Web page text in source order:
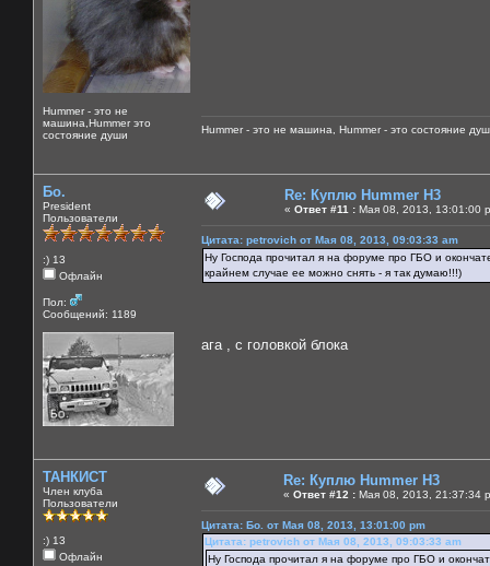
Hummer - это не
машина,Hummer это
состояние души
Hummer - это не машина, Hummer - это состояние
Бо.
President
Пользователи
:) 13
Офлайн
Пол:
Сообщений: 1189
Re: Куплю Hummer H3
« Ответ #11 : Мая 08, 2013, 13:01:00
Цитата: petrovich от Мая 08, 2013, 09:03:33 am
Ну Господа прочитал я на форуме про ГБО и
крайнем случае ее можно снять - я так думаю!!!)
ага , с головкой блока
ТАНКИСТ
Член клуба
Пользователи
:) 13
Офлайн
Re: Куплю Hummer H3
« Ответ #12 : Мая 08, 2013, 21:37:34
Цитата: Бо. от Мая 08, 2013, 13:01:00 pm
Цитата: petrovich от Мая 08, 2013, 09:03:33 am
Ну Господа прочитал я на форуме про ГБО и